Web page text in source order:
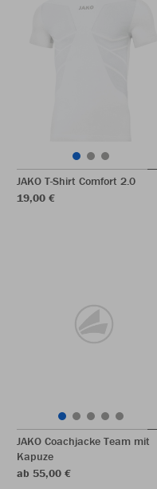
JAKO T-Shirt Comfort 2.0
19,00 €
JAKO Coachjacke Team mit
Kapuze
ab 55,00 €